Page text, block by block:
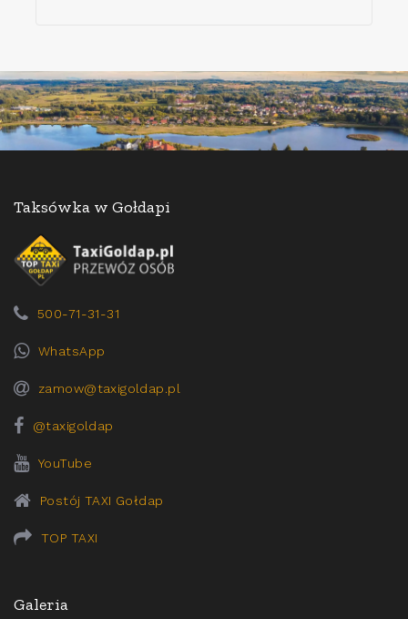
Taksówka w Gołdapi
500-71-31-31
WhatsApp
zamow@taxigoldap.pl
@taxigoldap
YouTube
Postój TAXI Gołdap
TOP TAXI
Galeria